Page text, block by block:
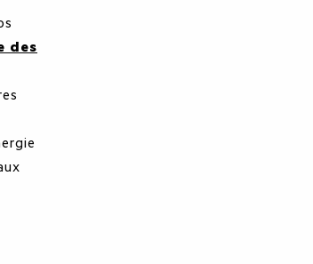
des